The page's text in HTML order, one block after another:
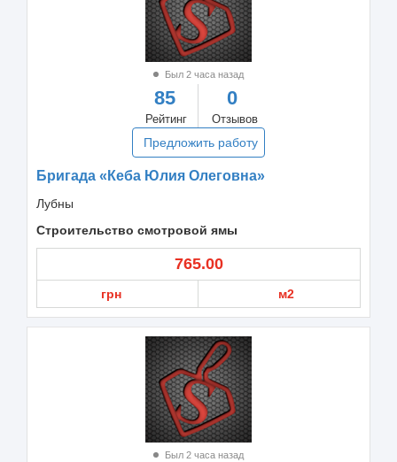
Был 2 часа назад
85
Рейтинг
0
Отзывов
Предложить работу
Бригада «Кеба Юлия Олеговна»
Лубны
Строительство смотровой ямы
765.00
грн м2
Был 2 часа назад